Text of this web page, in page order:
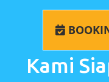
Kami